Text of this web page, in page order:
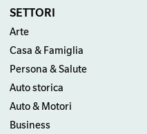
SETTORI
Arte
Casa & Famiglia
Persona & Salute
Auto storica
Auto & Motori
Business